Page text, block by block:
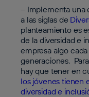
– Implementa una
a las siglas de
planteamiento es
de la diversidad e
empresa algo
generaciones.
hay que tener en
los jóvenes tienen
diversidad e